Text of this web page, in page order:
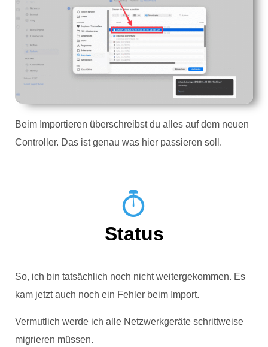
Beim Importieren überschreibst du alles auf dem neuen
Controller. Das ist genau was hier passieren soll.
Status
So, ich bin tatsächlich noch nicht weitergekommen. Es
kam jetzt auch noch ein Fehler beim Import.
Vermutlich werde ich alle Netzwerkgeräte schrittweise
migrieren müssen.